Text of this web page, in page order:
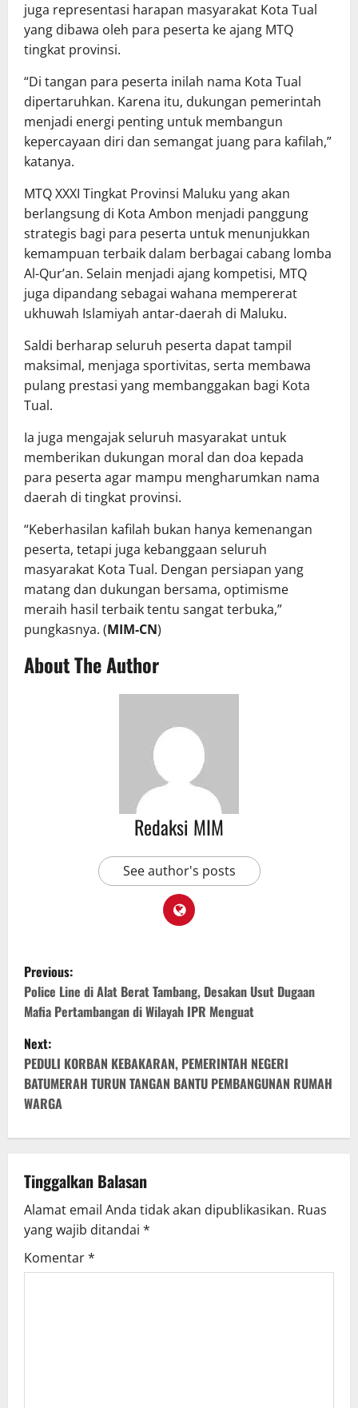
juga representasi harapan masyarakat Kota Tual
yang dibawa oleh para peserta ke ajang MTQ
tingkat provinsi.
“Di tangan para peserta inilah nama Kota Tual
dipertaruhkan. Karena itu, dukungan pemerintah
menjadi energi penting untuk membangun
kepercayaan diri dan semangat juang para kafilah,”
katanya.
MTQ XXXI Tingkat Provinsi Maluku yang akan
berlangsung di Kota Ambon menjadi panggung
strategis bagi para peserta untuk menunjukkan
kemampuan terbaik dalam berbagai cabang lomba
Al-Qur’an. Selain menjadi ajang kompetisi, MTQ
juga dipandang sebagai wahana mempererat
ukhuwah Islamiyah antar-daerah di Maluku.
Saldi berharap seluruh peserta dapat tampil
maksimal, menjaga sportivitas, serta membawa
pulang prestasi yang membanggakan bagi Kota
Tual.
Ia juga mengajak seluruh masyarakat untuk
memberikan dukungan moral dan doa kepada
para peserta agar mampu mengharumkan nama
daerah di tingkat provinsi.
“Keberhasilan kafilah bukan hanya kemenangan
peserta, tetapi juga kebanggaan seluruh
masyarakat Kota Tual. Dengan persiapan yang
matang dan dukungan bersama, optimisme
meraih hasil terbaik tentu sangat terbuka,”
pungkasnya. (MIM-CN)
About The Author
Redaksi MIM
See author's posts
Previous:
Police Line di Alat Berat Tambang, Desakan Usut Dugaan
Mafia Pertambangan di Wilayah IPR Menguat
Next:
PEDULI KORBAN KEBAKARAN, PEMERINTAH NEGERI
BATUMERAH TURUN TANGAN BANTU PEMBANGUNAN RUMAH
WARGA
Tinggalkan Balasan
Alamat email Anda tidak akan dipublikasikan. Ruas
yang wajib ditandai *
Komentar*